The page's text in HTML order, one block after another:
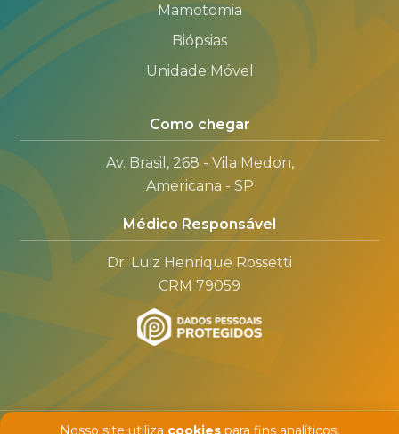
Mamotomia
Biópsias
Unidade Móvel
Como chegar
Av. Brasil, 268 - Vila Medon,
Americana - SP
Médico Responsável
Dr. Luiz Henrique Rossetti
CRM 79059
Nosso site utiliza cookies para fins analíticos,